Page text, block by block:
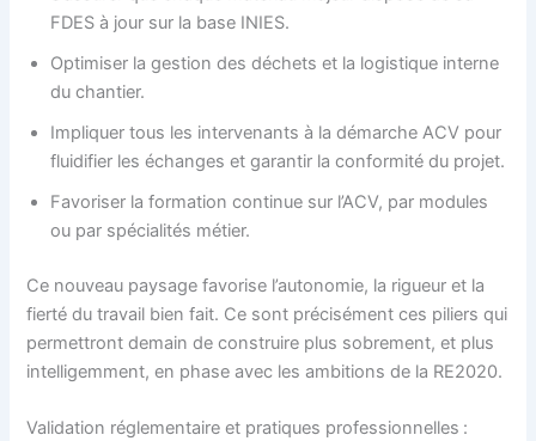
FDES à jour sur la base INIES.
Optimiser la gestion des déchets et la logistique interne
du chantier.
Impliquer tous les intervenants à la démarche ACV pour
fluidifier les échanges et garantir la conformité du projet.
Favoriser la formation continue sur l’ACV, par modules
ou par spécialités métier.
Ce nouveau paysage favorise l’autonomie, la rigueur et la
fierté du travail bien fait. Ce sont précisément ces piliers qui
permettront demain de construire plus sobrement, et plus
intelligemment, en phase avec les ambitions de la RE2020.
Validation réglementaire et pratiques professionnelles :